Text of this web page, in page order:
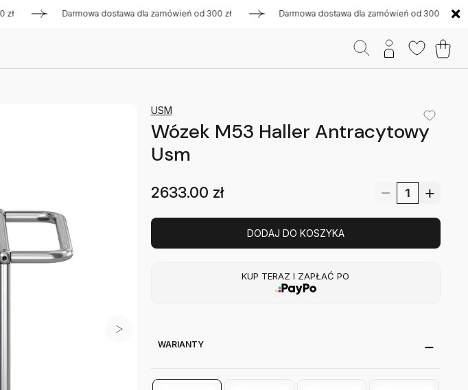
Darmowa dostawa dla zamówień od 300 zł Darmowa dostawa dla zamówień od 300 zł
USM
Wózek M53 Haller Antracytowy
Usm
2633.00 zł
DODAJ DO KOSZYKA
KUP TERAZ I ZAPŁAĆ PO
WARIANTY